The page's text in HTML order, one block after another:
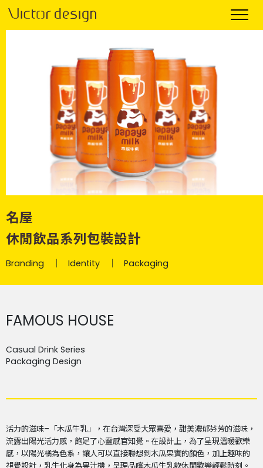
名屋
休閒飲品系列包裝設計
Branding Identity Packaging
FAMOUS HOUSE
Casual Drink Series
Packaging Design
活力的滋味– 「木瓜牛乳」，在台灣深受大眾喜愛，甜美濃郁芬芳的滋味，
流露出陽光活力感，飽足了心靈感官知覺。在設計上，為了呈現溫暖歡樂
感，以陽光橘為色系，讓人可以直接聯想到木瓜果實的顏色，加上趣味的
視覺設計，乳牛化身為果汁機，呈現品嚐木瓜牛乳飲休閒歡樂輕鬆時刻。